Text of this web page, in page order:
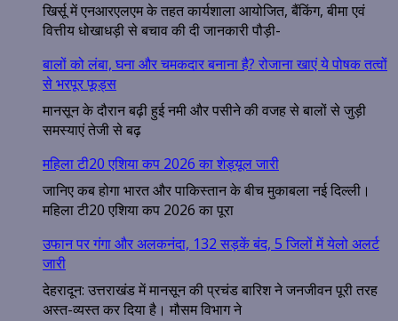
खिर्सू में एनआरएलएम के तहत कार्यशाला आयोजित, बैंकिंग, बीमा एवं
वित्तीय धोखाधड़ी से बचाव की दी जानकारी पौड़ी-
बालों को लंबा, घना और चमकदार बनाना है? रोजाना खाएं ये पोषक तत्वों
से भरपूर फूड्स
मानसून के दौरान बढ़ी हुई नमी और पसीने की वजह से बालों से जुड़ी
समस्याएं तेजी से बढ़
महिला टी20 एशिया कप 2026 का शेड्यूल जारी
जानिए कब होगा भारत और पाकिस्तान के बीच मुकाबला नई दिल्ली।
महिला टी20 एशिया कप 2026 का पूरा
उफान पर गंगा और अलकनंदा, 132 सड़कें बंद, 5 जिलों में येलो अलर्ट
जारी
देहरादून: उत्तराखंड में मानसून की प्रचंड बारिश ने जनजीवन पूरी तरह
अस्त-व्यस्त कर दिया है। मौसम विभाग ने